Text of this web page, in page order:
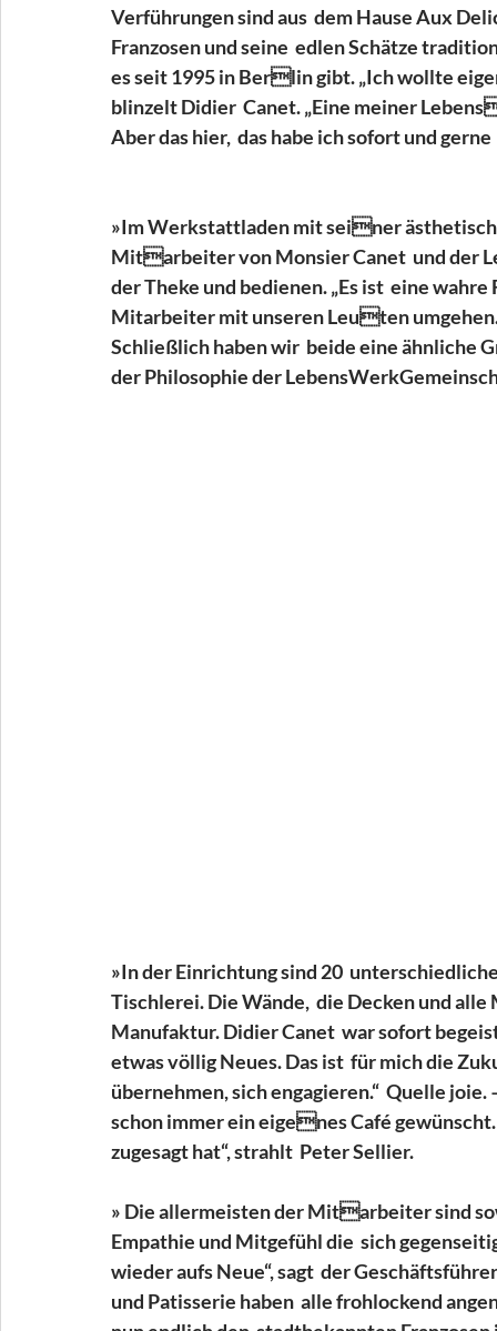
Verführungen sind aus  dem Hause Aux
Franzosen und seine  edlen Schätze
es seit 1995 in Berlin gibt. „Ich wollte
blinzelt Didier  Canet. „Eine meiner
Aber das hier,  das habe ich sofort und gerne
»Im Werkstattladen mit seiner
Mitarbeiter von Monsier Canet  und der
der Theke und bedienen. „Es ist  eine
Mitarbeiter mit unseren Leuten
Schließlich haben wir  beide eine ähnliche
der Philosophie der
»In der Einrichtung sind 20
Tischlerei. Die Wände,  die Decken und
Manufaktur. Didier Canet  war sofort
etwas völlig Neues. Das ist  für mich die
übernehmen, sich engagieren.“  Quelle
schon immer ein eigenes Café
zugesagt hat“, strahlt  Peter Sellier.
» Die allermeisten der Mitarbeiter sind
Empathie und Mitgefühl die  sich
wieder aufs Neue“, sagt  der
und Patisserie haben  alle frohlockend